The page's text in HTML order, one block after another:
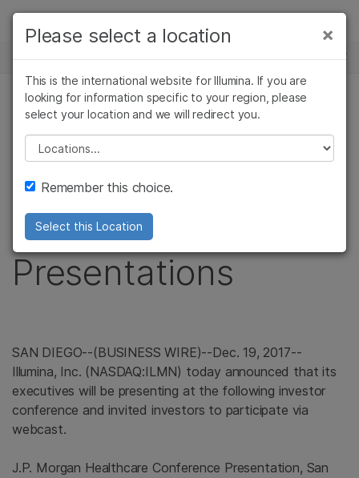
Skip to content
솔루션
학습
회사
지원
추천 링크
뉴스 센터
보도 자료
Illumina to Webcast
Upcoming Investor
Conference
Presentations
SAN DIEGO--(BUSINESS WIRE)--Dec. 19, 2017--
Illumina, Inc. (NASDAQ:ILMN) today announced that its
executives will be presenting at the following investor
conference and invited investors to participate via
webcast.
J.P. Morgan Healthcare Conference Presentation, San
×
Please select a location
This is the international website for Illumina. If you are
looking for information specific to your region, please
select your location and we will redirect you.
Please select a location
Remember this choice.
Select this Location
×
암 연구
미생물학 연구
농업유전체학 연구
복합 질환 연구
임상 종양학 연구
생식 보건 연구
연구